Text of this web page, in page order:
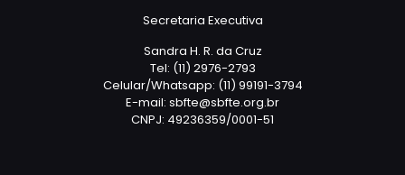
Secretaria Executiva
Sandra H. R. da Cruz
Tel: (11) 2976-2793
Celular/Whatsapp: (11) 99191-3794
E-mail: sbfte@sbfte.org.br
CNPJ: 49236359/0001-51